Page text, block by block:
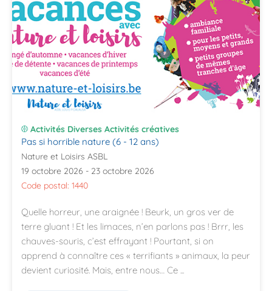
Activités Diverses Activités créatives
Pas si horrible nature (6 - 12 ans)
Nature et Loisirs ASBL
19 octobre 2026 - 23 octobre 2026
Code postal: 1440
Quelle horreur, une araignée ! Beurk, un gros ver de
terre gluant ! Et les limaces, n’en parlons pas ! Brrr, les
chauves-souris, c’est effrayant ! Pourtant, si on
apprend à connaître ces « terrifiants » animaux, la peur
devient curiosité. Mais, entre nous… Ce ...